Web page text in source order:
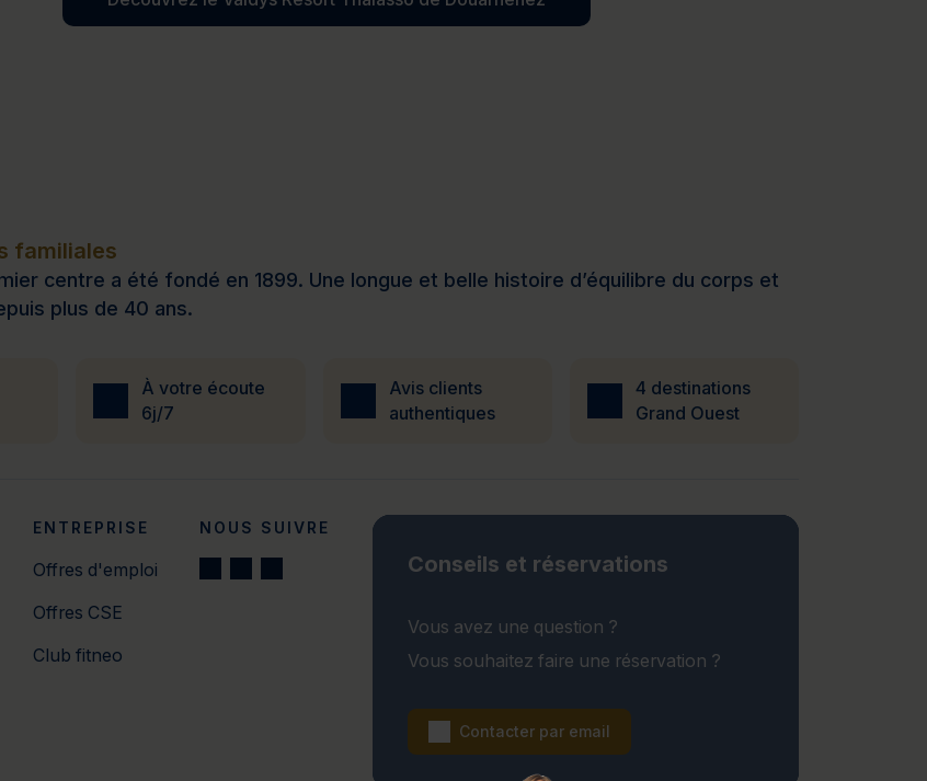
familiales
centre a été fondé en 1899. Une longue et belle histoire d’équilibre du corps et
plus de 40 ans.
À votre écoute
6j/7
Avis clients
authentiques
4 destinations
Grand Ouest
ENTREPRISE
Offres d'emploi
Offres CSE
Club fitneo
NOUS SUIVRE
Conseils et réservations
Vous avez une question ?
Vous souhaitez faire une réservation ?
Contacter par email